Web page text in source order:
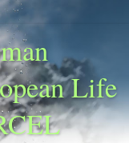
Life